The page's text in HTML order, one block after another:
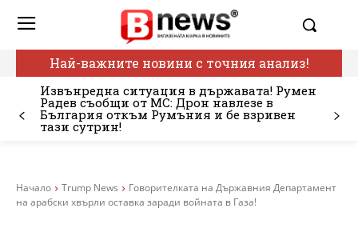
Най-важните новини с точния анализ!
Извънредна ситуация в държавата! Румен
Радев съобщи от МС: Дрон навлезе в
България откъм Румъния и бе взривен
тази сутрин!
Начало Trump News
Говорителката на Държавния Департамент
на арабски хвърли оставка заради войната в Газа!